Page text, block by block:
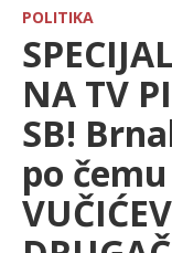
HRONIKA
FARMERI
TV
SPORT
LIFESTYLE
POLITIKA
NA TV
SB!
po